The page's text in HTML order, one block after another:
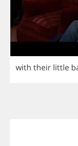
with their little